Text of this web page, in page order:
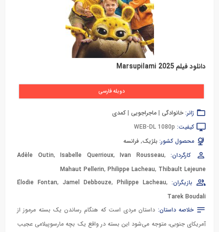
دانلود فیلم Marsupilami 2025
دوبله فارسی
ژانر: خانوادگی | ماجراجویی | کمدی
کیفیت: WEB-DL 1080p
محصول کشور: بلژیک, فرانسه
کارگردان:
Adèle Outin,Isabelle Querrioux,Ivan Rousseau,
Mahaut Pellerin, Philippe Lacheau, Thibault Lejeune
بازیگران:
Élodie Fontan, Jamel Debbouze, Philippe Lacheau,
Tarek Boudali
خلاصه داستان: داستان مردی است که هنگام رساندن یک بسته مرموز از
آمریکای جنوبی، متوجه می‌شود این بسته در واقع یک بچه مارسوپیلامی عجیب‌